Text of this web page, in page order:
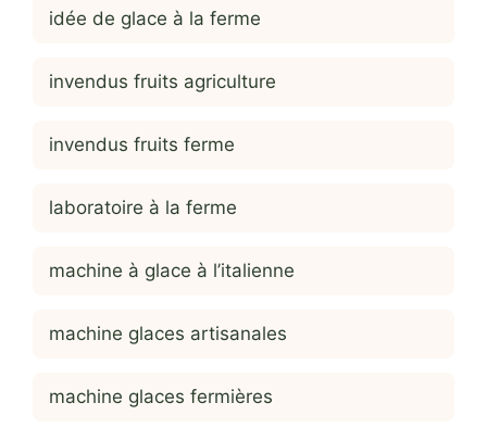
idée de glace à la ferme
invendus fruits agriculture
invendus fruits ferme
laboratoire à la ferme
machine à glace à l’italienne
machine glaces artisanales
machine glaces fermières